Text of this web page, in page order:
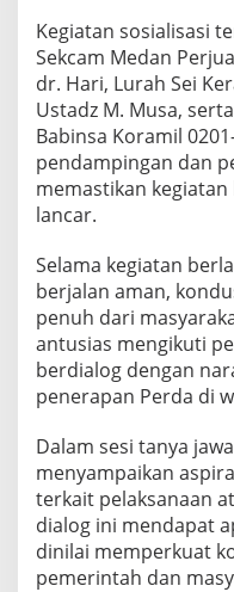
m
a
t
a
n
M
e
d
a
e
r
j
u
a
n
g
n
Kegiatan sosialisasi
Sekcam Medan
dr. Hari, Lurah Sei
Ustadz M. Musa,
Babinsa Koramil
pendampingan dan
memastikan
lancar.
Selama kegiatan
berjalan aman,
penuh dari
antusias mengikuti
berdialog dengan
penerapan Perda di
Dalam sesi tanya
menyampaikan
terkait pelaksanaan
dialog ini mendapat
dinilai memperkuat
pemerintah dan